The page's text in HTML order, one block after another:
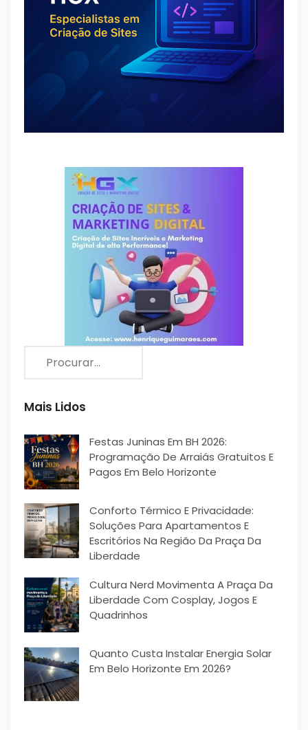
Mais Lidos
Festas Juninas Em BH 2026:
Programação De Arraiás Gratuitos E
Pagos Em Belo Horizonte
Conforto Térmico E Privacidade:
Soluções Para Apartamentos E
Escritórios Na Região Da Praça Da
Liberdade
Cultura Nerd Movimenta A Praça Da
Liberdade Com Cosplay, Jogos E
Quadrinhos
Quanto Custa Instalar Energia Solar
Em Belo Horizonte Em 2026?